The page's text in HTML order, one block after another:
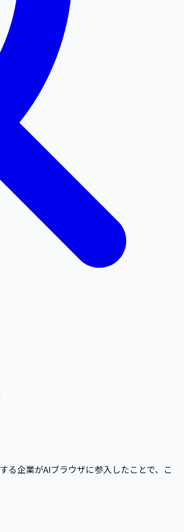
る企業がAIブラウザに参入したことで、こ